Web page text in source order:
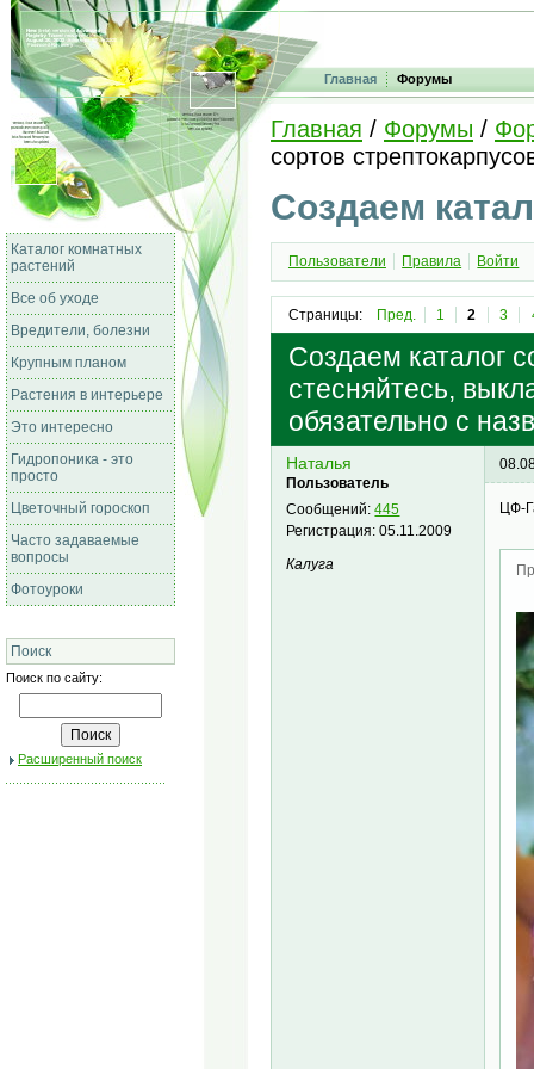
Главная Форумы
Каталог комнатных
растений
Все об уходе
Вредители, болезни
Крупным планом
Растения в интерьере
Это интересно
Гидропоника - это
просто
Цветочный гороскоп
Часто задаваемые
вопросы
Фотоуроки
Поиск
Поиск по сайту:
Расширенный поиск
Главная / Форумы /
сортов
Создаем
Пользователи Правила Войти
Страницы: Пред. 1 2 3
Создаем каталог
стесняйтесь,
обязательно с
Наталья
Пользователь
Сообщений:445
Регистрация:05.11.2009
Калуга
ЦФ-